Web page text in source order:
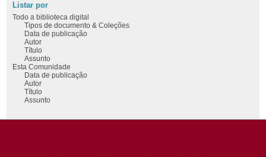
Listar por
Todo a biblioteca digital
Tipos de documento & Coleções
Data de publicação
Autor
Título
Assunto
Esta Comunidade
Data de publicação
Autor
Título
Assunto